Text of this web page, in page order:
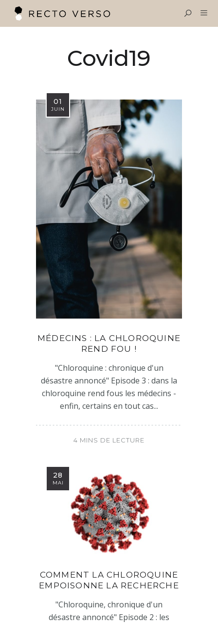
EXPERTISES
LE BLOG SANTÉ
CONTACT
Covid19
01
JUIN
MÉDECINS : LA CHLOROQUINE
REND FOU !
"Chloroquine : chronique d'un
désastre annoncé" Episode 3 : dans la
chloroquine rend fous les médecins -
enfin, certains en tout cas...
4 MINS DE LECTURE
28
MAI
COMMENT LA CHLOROQUINE
EMPOISONNE LA RECHERCHE
"Chloroquine, chronique d'un
désastre annoncé" Episode 2 : les